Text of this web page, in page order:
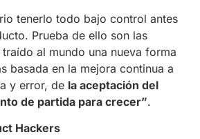
tenerlo todo bajo control antes
Prueba de ello son las
al mundo una nueva forma
basada en la mejora continua a
y error, de la aceptación del
de partida para crecer”.
Hackers